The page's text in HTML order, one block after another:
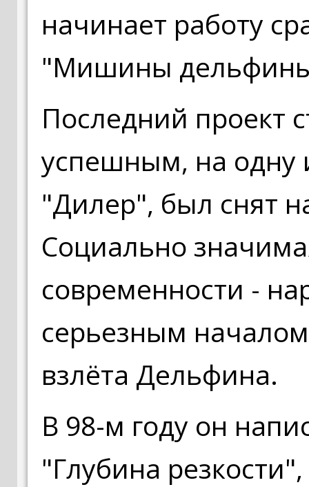
начинает работу
"Мишины
Последний проект
успешным, на одну
"Дилер", был снят
Социально
современности -
серьезным
взлёта Дельфина.
В 98-м году он
"Глубина